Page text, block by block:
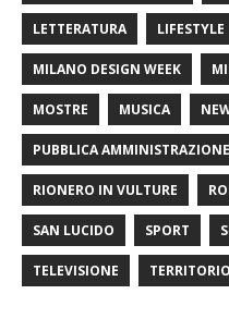
LETTERATURA LIFESTYLE
MILANO DESIGN WEEK
MOSTRE MUSICA
PUBBLICA AMMINISTRAZIONE
RIONERO IN VULTURE
SAN LUCIDO SPORT
TELEVISIONE TERRITORIO